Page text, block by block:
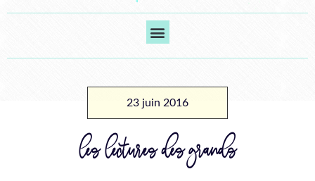
23 juin 2016
les lectures des grands